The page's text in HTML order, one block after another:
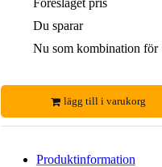
Föreslaget pris
Du sparar
Nu som kombination för
lägg till i varukorg
Produktinformation